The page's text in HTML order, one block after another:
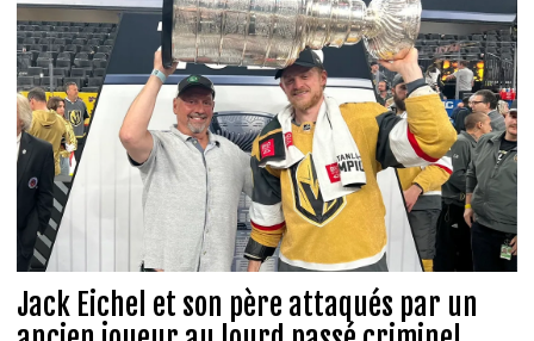
Jack Eichel et son père attaqués par un